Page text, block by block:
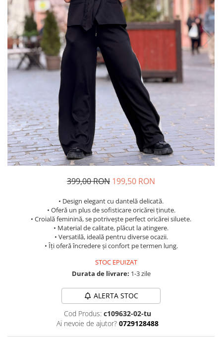
Costume de baie
399,00 RON 199,50 RON
• Design elegant cu dantelă delicată.
• Oferă un plus de sofisticare oricărei ținute.
• Croială feminină, se potrivește perfect oricărei siluete.
• Material de calitate, plăcut la atingere.
• Versatilă, ideală pentru diverse ocazii.
• Îți oferă încredere și confort pe termen lung.
STOC EPUIZAT
Durata de livrare: 1-3 zile
ALERTA STOC
Cod Produs: c109632-02-tu
Ai nevoie de ajutor? 0729128488